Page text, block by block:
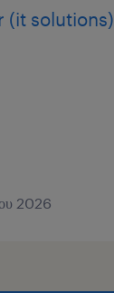
(it solutions)
2026